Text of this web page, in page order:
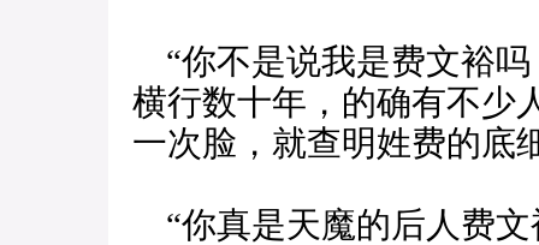
“你不是说我是费文裕
横行数十年，的确有不少
一次脸，就查明姓费的底
“你真是天魔的后人费文